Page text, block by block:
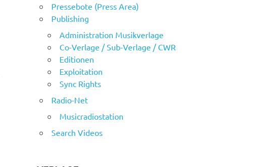
Pressebote (Press Area)
Publishing
Administration Musikverlage
Co-Verlage / Sub-Verlage / CWR
Editionen
Exploitation
Sync Rights
Radio-Net
Musicradiostation
Search Videos